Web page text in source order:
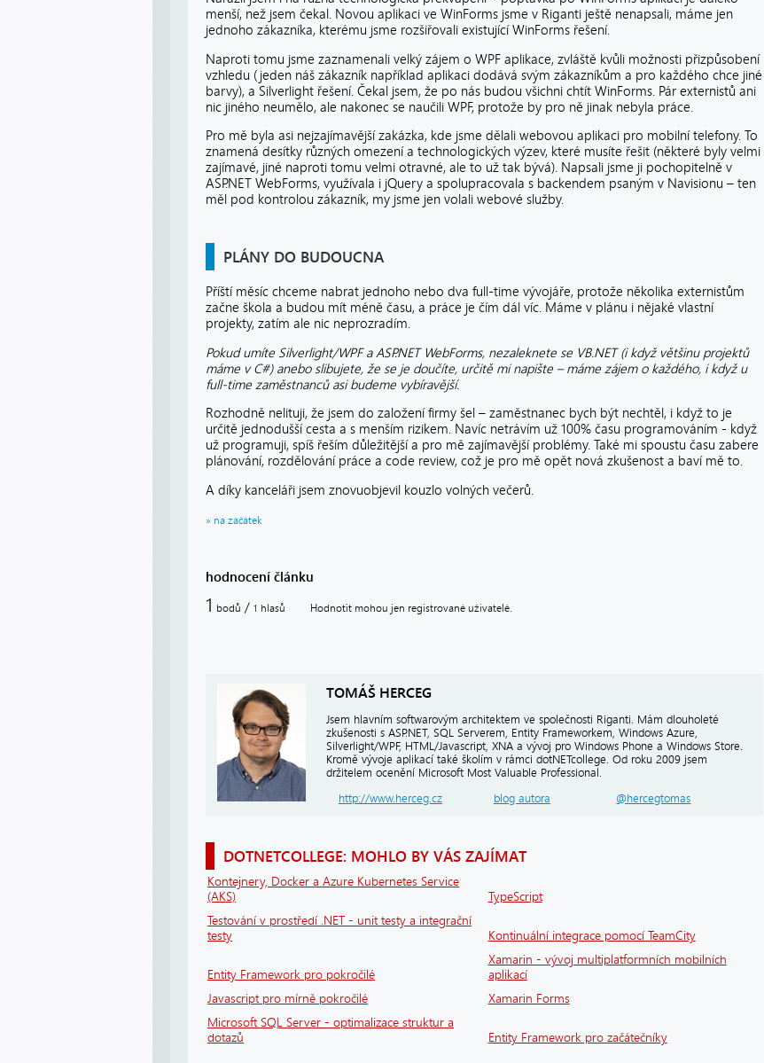
menší, než jsem čekal. Novou aplikaci ve WinForms jsme v Riganti ještě nenapsali, máme jen
jednoho zákazníka, kterému jsme rozšiřovali existující WinForms řešení.
Naproti tomu jsme zaznamenali velký zájem o WPF aplikace, zvláště kvůli možnosti přizpůsobení
vzhledu (jeden náš zákazník například aplikaci dodává svým zákazníkům a pro každého chce jiné
barvy), a Silverlight řešení. Čekal jsem, že po nás budou všichni chtít WinForms. Pár externistů ani
nic jiného neumělo, ale nakonec se naučili WPF, protože by pro ně jinak nebyla práce.
Pro mě byla asi nejzajímavější zakázka, kde jsme dělali webovou aplikaci pro mobilní telefony. To
znamená desítky různých omezení a technologických výzev, které musíte řešit (některé byly velmi
zajímavé, jiné naproti tomu velmi otravné, ale to už tak bývá). Napsali jsme ji pochopitelně v
ASP.NET WebForms, využívala i jQuery a spolupracovala s backendem psaným v Navisionu – ten
měl pod kontrolou zákazník, my jsme jen volali webové služby.
PLÁNY DO BUDOUCNA
Příští měsíc chceme nabrat jednoho nebo dva full-time vývojáře, protože několika externistům
začne škola a budou mít méně času, a práce je čím dál víc. Máme v plánu i nějaké vlastní
projekty, zatím ale nic neprozradím.
Pokud umíte Silverlight/WPF a ASP.NET WebForms, nezaleknete se VB.NET (i když většinu projektů
máme v C#) anebo slibujete, že se je doučíte, určitě mi napište – máme zájem o každého, i když u
full-time zaměstnanců asi budeme vybíravější.
Rozhodně nelituji, že jsem do založení firmy šel – zaměstnanec bych být nechtěl, i když to je
určitě jednodušší cesta a s menším rizikem. Navíc netrávím už 100% času programováním - když
už programuji, spíš řeším důležitější a pro mě zajímavější problémy. Také mi spoustu času zabere
plánování, rozdělování práce a code review, což je pro mě opět nová zkušenost a baví mě to.
A díky kanceláři jsem znovuobjevil kouzlo volných večerů.
» na začátek
hodnocení článku
1 bodů / 1 hlasů Hodnotit mohou jen registrované uživatelé.
TOMÁŠ HERCEG
Jsem hlavním softwarovým architektem ve společnosti Riganti. Mám dlouholeté
zkušenosti s ASP.NET, SQL Serverem, Entity Frameworkem, Windows Azure,
Silverlight/WPF, HTML/Javascript, XNA a vývoj pro Windows Phone a Windows Store.
Kromě vývoje aplikací také školím v rámci dotNETcollege. Od roku 2009 jsem
držitelem ocenění Microsoft Most Valuable Professional.
http://www.herceg.cz
blog autora @hercegtomas
DOTNETCOLLEGE: MOHLO BY VÁS ZAJÍMAT
Kontejnery, Docker a Azure Kubernetes Service
(AKS)
TypeScript
Testování v prostředí .NET - unit testy a integrační
testy
Kontinuální integrace pomocí TeamCity
Entity Framework pro pokročilé
Xamarin - vývoj multiplatformních mobilních
aplikací
Javascript pro mírně pokročilé
Xamarin Forms
Microsoft SQL Server - optimalizace struktur a
dotazů
Entity Framework pro začátečníky